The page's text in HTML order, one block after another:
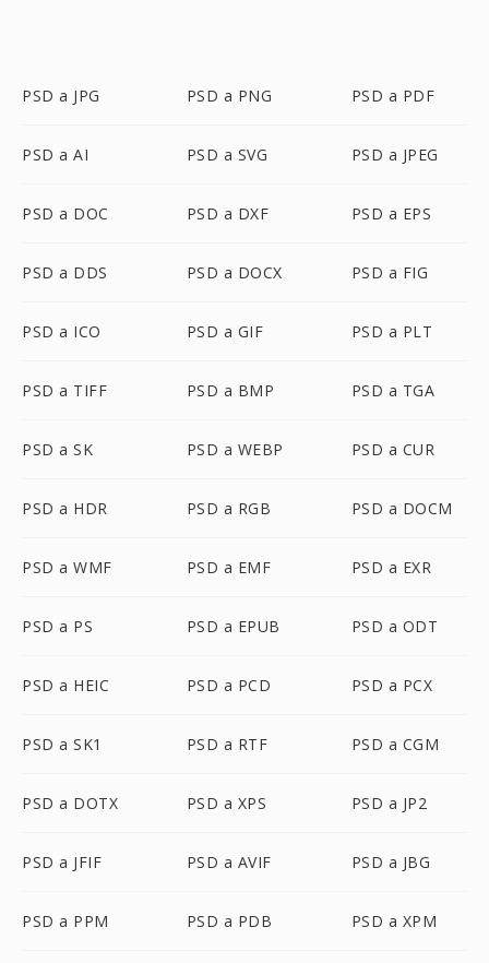
PSD a JPG PSD a PNG PSD a PDF
PSD a AI PSD a SVG PSD a JPEG
PSD a DOC PSD a DXF PSD a EPS
PSD a DDS PSD a DOCX PSD a FIG
PSD a ICO PSD a GIF PSD a PLT
PSD a TIFF PSD a BMP PSD a TGA
PSD a SK PSD a WEBP PSD a CUR
PSD a HDR PSD a RGB PSD a DOCM
PSD a WMF PSD a EMF PSD a EXR
PSD a PS PSD a EPUB PSD a ODT
PSD a HEIC PSD a PCD PSD a PCX
PSD a SK1 PSD a RTF PSD a CGM
PSD a DOTX PSD a XPS PSD a JP2
PSD a JFIF PSD a AVIF PSD a JBG
PSD a PPM PSD a PDB PSD a XPM